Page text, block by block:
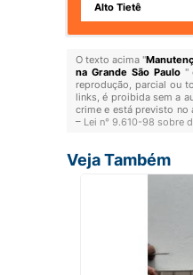
Alto Tietê
O texto acima "
na Grande São Paulo "
reprodução, parcial ou
links, é proibida sem a
crime e está previsto no
– Lei n° 9.610-98 sobre
Veja Também